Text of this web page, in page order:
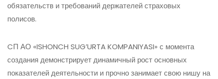
обязательств и требований держателей страховых
полисов.
CП АО «ISHONCH SUG’URTA KOMPANIYASI» с момента
создания демонстрирует динамичный рост основных
показателей деятельности и прочно занимает свою нишу на